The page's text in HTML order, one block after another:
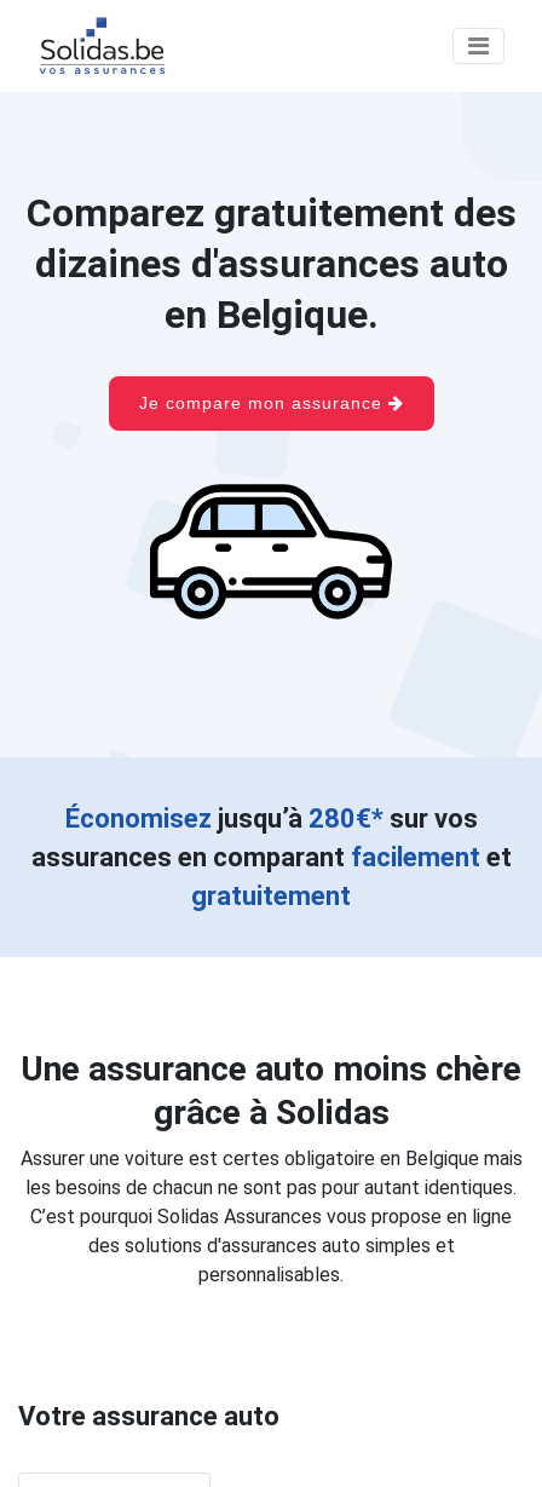
Comparez gratuitement des
dizaines d'assurances auto
en Belgique.
Je compare mon assurance
Économisez jusqu’à 280€*sur vos
assurances en comparant facilement et
gratuitement
Une assurance auto moins chère
grâce à Solidas
Assurer une voiture est certes obligatoire en Belgique mais
les besoins de chacun ne sont pas pour autant identiques.
C’est pourquoi Solidas Assurances vous propose en ligne
des solutions d'assurances auto simples et
personnalisables.
Votre assurance auto